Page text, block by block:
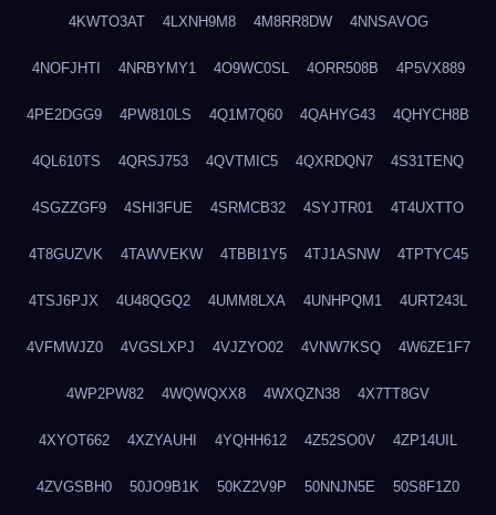
4KWTO3AT 4LXNH9M8 4M8RR8DW 4NNSAVOG
4NOFJHTI 4NRBYMY1 4O9WC0SL 4ORR508B 4P5VX889
4PE2DGG9 4PW810LS 4Q1M7Q60 4QAHYG43 4QHYCH8B
4QL610TS 4QRSJ753 4QVTMIC5 4QXRDQN7 4S31TENQ
4SGZZGF9 4SHI3FUE 4SRMCB32 4SYJTR01 4T4UXTTO
4T8GUZVK 4TAWVEKW 4TBBI1Y5 4TJ1ASNW 4TPTYC45
4TSJ6PJX 4U48QGQ2 4UMM8LXA 4UNHPQM1 4URT243L
4VFMWJZ0 4VGSLXPJ 4VJZYO02 4VNW7KSQ 4W6ZE1F7
4WP2PW82 4WQWQXX8 4WXQZN38 4X7TT8GV
4XYOT662 4XZYAUHI 4YQHH612 4Z52SO0V 4ZP14UIL
4ZVGSBH0 50JO9B1K 50KZ2V9P 50NNJN5E 50S8F1Z0